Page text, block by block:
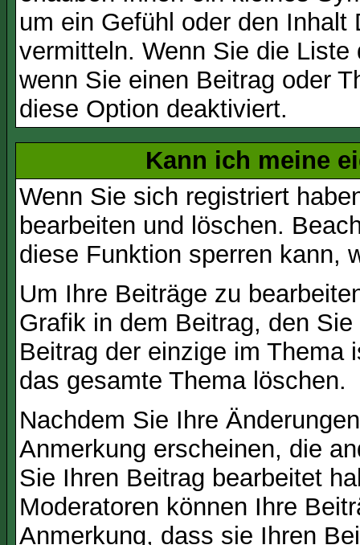
um ein Gefühl oder den
vermitteln. Wenn Sie die
wenn Sie einen Beitrag oder
diese Option deaktiviert.
Kann ich meine
Wenn Sie sich registriert
bearbeiten und löschen.
diese Funktion sperren kann,
Um Ihre Beiträge zu
Grafik in dem Beitrag, den
Beitrag der einzige im Thema
das gesamte Thema löschen.
Nachdem Sie Ihre
Anmerkung erscheinen, die
Sie Ihren Beitrag bearbeitet
Moderatoren können Ihre
Anmerkung, dass sie Ihren